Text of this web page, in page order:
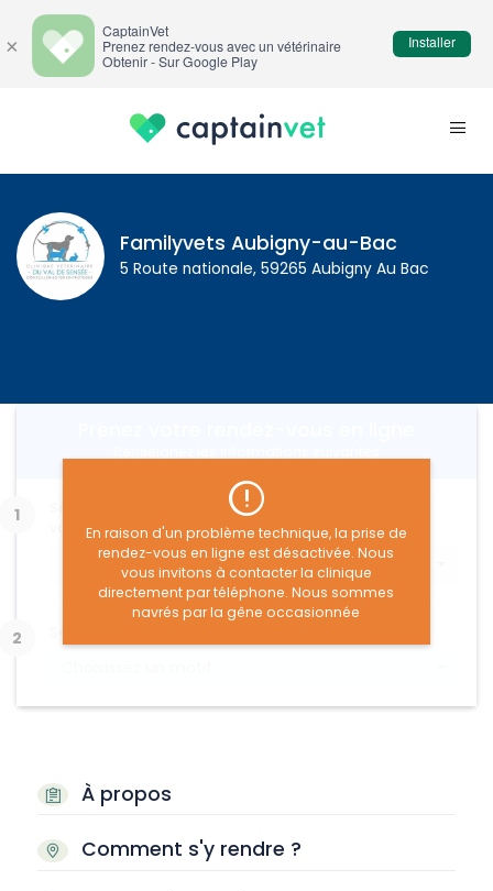
Familyvets Aubigny-au-Bac
5 Route nationale, 59265 Aubigny Au Bac
À propos
Comment s'y rendre ?
En raison d'un problème technique, la prise de
rendez-vous en ligne est désactivée. Nous
vous invitons à contacter la clinique
directement par téléphone. Nous sommes
navrés par la gêne occasionnée
Sélectionnez le type d'animal concerné par le rendez-
vous :
Choisissez un type d'animal
×
CaptainVet
Prenez rendez-vous avec un vétérinaire
Obtenir - Sur Google Play
Installer